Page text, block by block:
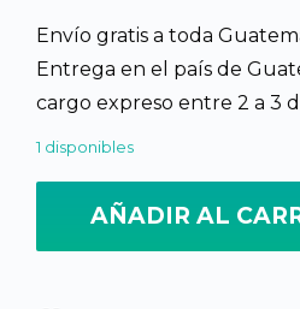
Envío gratis a toda
Entrega en el país de
cargo expreso entre 2 a 3
1 disponibles
AÑADIR AL